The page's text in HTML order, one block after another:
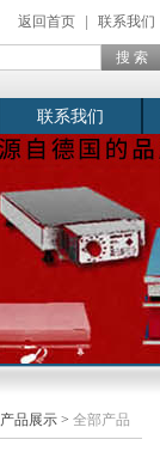
返回首页 联系我们
联系我们
产品展示 > 全部产品